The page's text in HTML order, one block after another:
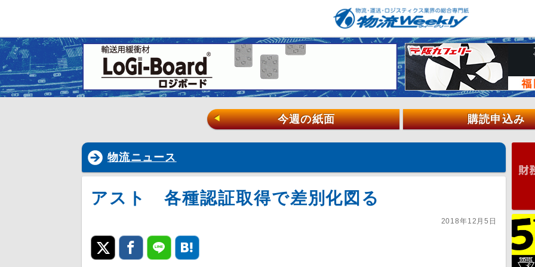
◀ 今週の紙面 購読申込み
物流ニュース
アスト 各種認証取得で差別化図る
2018年12月5日